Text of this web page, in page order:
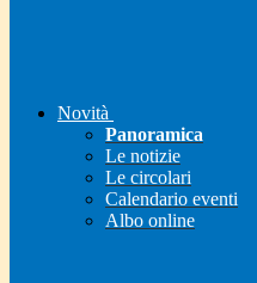
Novità
Panoramica
Le notizie
Le circolari
Calendario eventi
Albo online